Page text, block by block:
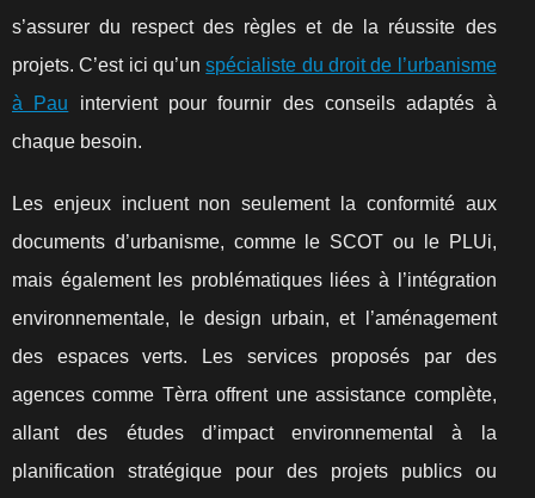
s’assurer du respect des règles et de la réussite des
projets. C’est ici qu’unspécialiste du droit de l’urbanisme
à Pau intervient pour fournir des conseils adaptés à
chaque besoin.
Les enjeux incluent non seulement la conformité aux
documents d’urbanisme, comme le SCOT ou le PLUi,
mais également les problématiques liées à l’intégration
environnementale, le design urbain, et l’aménagement
des espaces verts. Les services proposés par des
agences comme Tèrra offrent une assistance complète,
allant des études d’impact environnemental à la
planification stratégique pour des projets publics ou